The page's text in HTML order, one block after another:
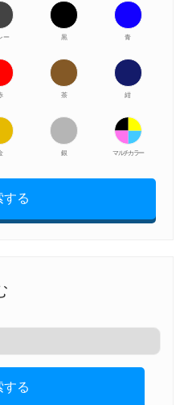
ー 黒 青
茶 紺
銀 マルチカラー
する
する